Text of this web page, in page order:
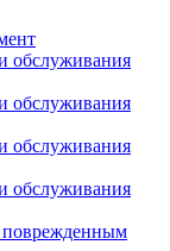
обслуживания
обслуживания
обслуживания
обслуживания
поврежденным